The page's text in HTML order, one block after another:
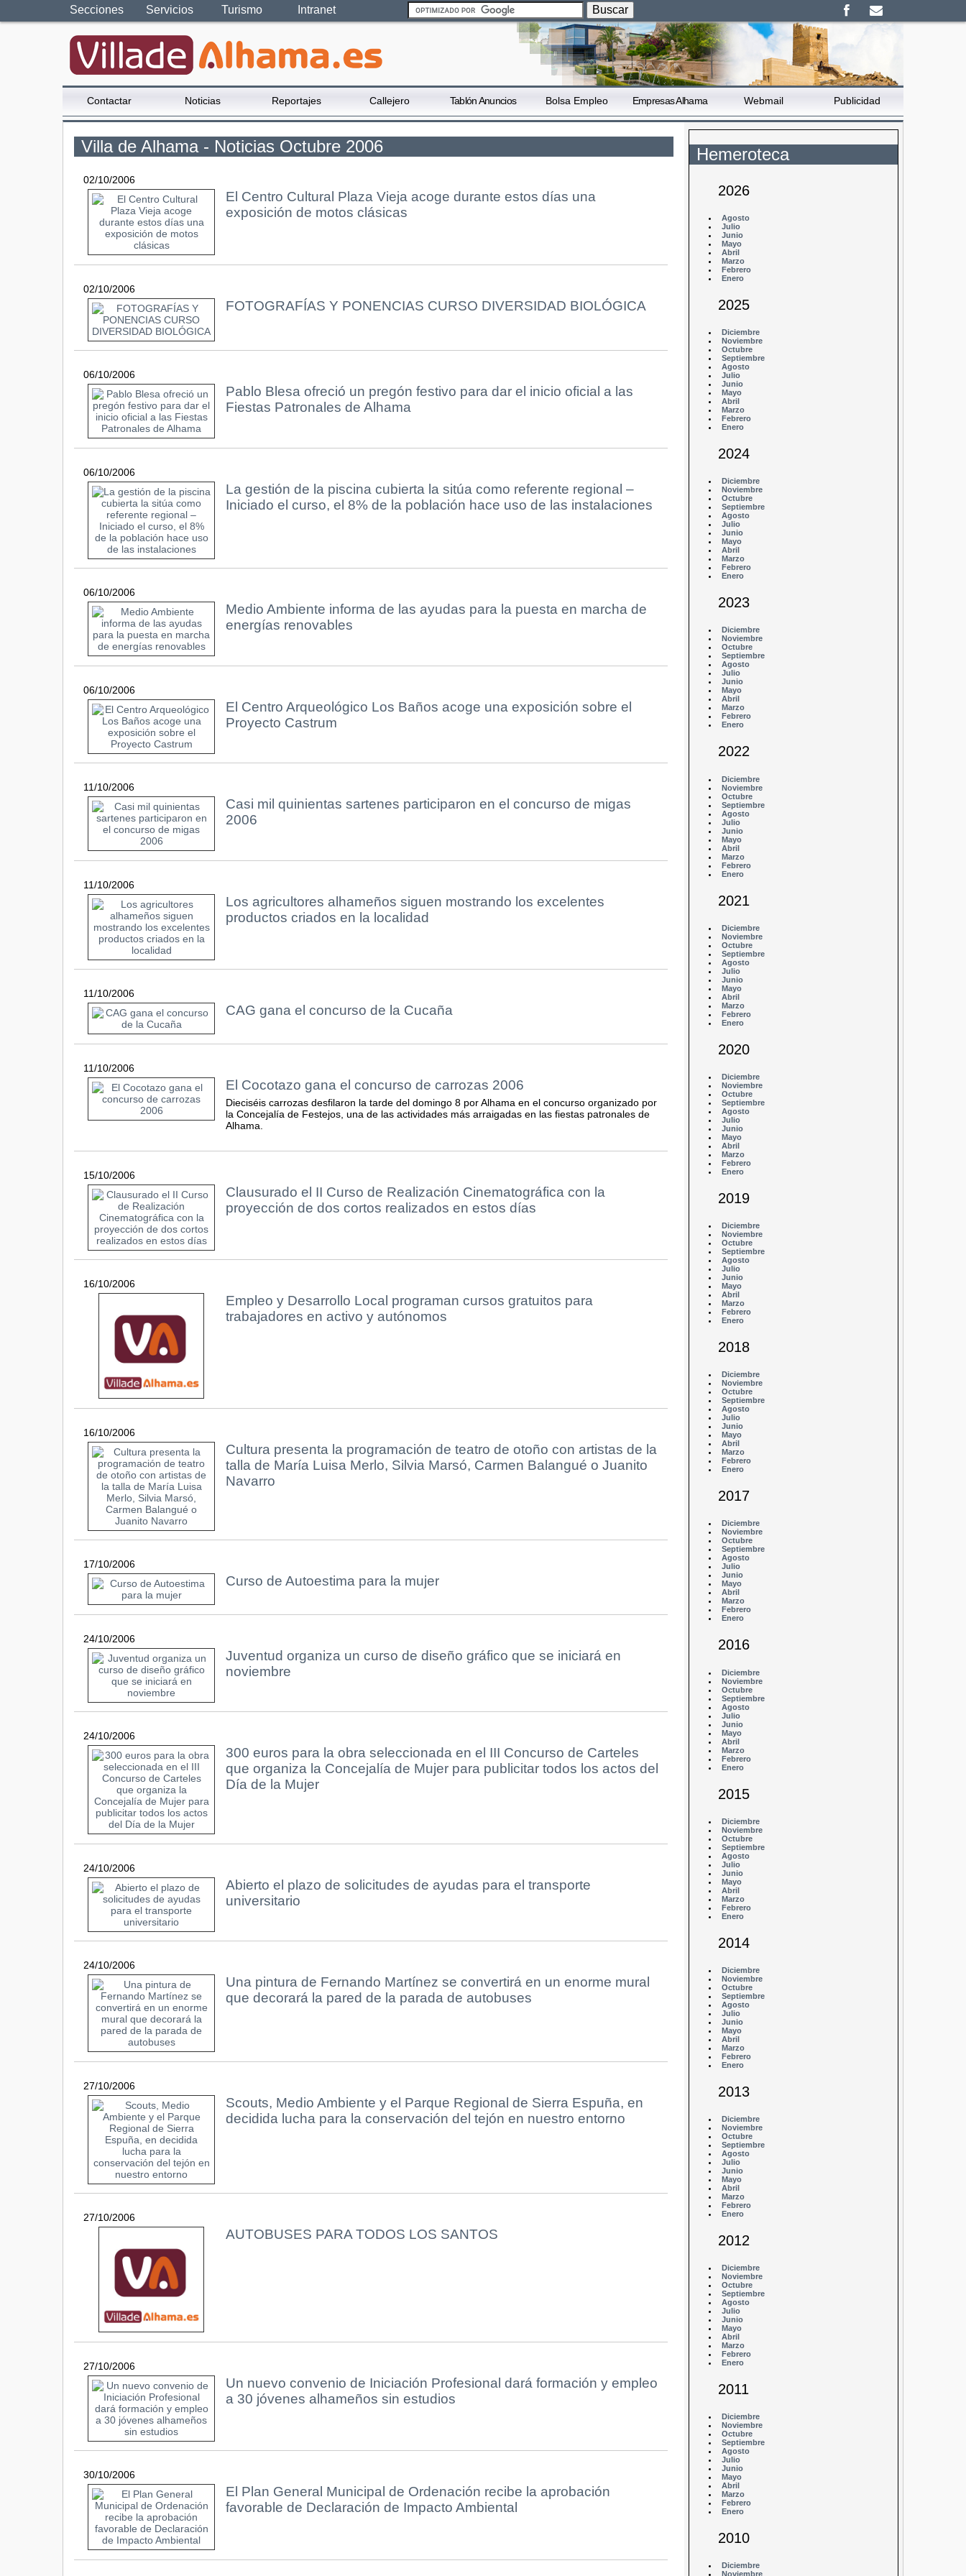
Secciones Servicios Turismo Intranet
Contactar Noticias Reportajes Callejero Tablón Anuncios Bolsa Empleo Empresas Alhama Webmail Publicidad
Villa de Alhama - Noticias Octubre 2006
02/10/2006
El Centro Cultural Plaza Vieja acoge durante estos días una
exposición de motos clásicas
02/10/2006
FOTOGRAFÍAS Y PONENCIAS CURSO DIVERSIDAD BIOLÓGICA
06/10/2006
Pablo Blesa ofreció un pregón festivo para dar el inicio oficial a las
Fiestas Patronales de Alhama
06/10/2006
La gestión de la piscina cubierta la sitúa como referente regional –
Iniciado el curso, el 8% de la población hace uso de las instalaciones
06/10/2006
Medio Ambiente informa de las ayudas para la puesta en marcha de
energías renovables
06/10/2006
El Centro Arqueológico Los Baños acoge una exposición sobre el
Proyecto Castrum
11/10/2006
Casi mil quinientas sartenes participaron en el concurso de migas
2006
11/10/2006
Los agricultores alhameños siguen mostrando los excelentes
productos criados en la localidad
11/10/2006
CAG gana el concurso de la Cucaña
11/10/2006
El Cocotazo gana el concurso de carrozas 2006
Dieciséis carrozas desfilaron la tarde del domingo 8 por Alhama en el concurso organizado por
la Concejalía de Festejos, una de las actividades más arraigadas en las fiestas patronales de
Alhama.
15/10/2006
Clausurado el II Curso de Realización Cinematográfica con la
proyección de dos cortos realizados en estos días
16/10/2006
Empleo y Desarrollo Local programan cursos gratuitos para
trabajadores en activo y autónomos
16/10/2006
Cultura presenta la programación de teatro de otoño con artistas de la
talla de María Luisa Merlo, Silvia Marsó, Carmen Balangué o Juanito
Navarro
17/10/2006
Curso de Autoestima para la mujer
24/10/2006
Juventud organiza un curso de diseño gráfico que se iniciará en
noviembre
24/10/2006
300 euros para la obra seleccionada en el III Concurso de Carteles
que organiza la Concejalía de Mujer para publicitar todos los actos del
Día de la Mujer
24/10/2006
Abierto el plazo de solicitudes de ayudas para el transporte
universitario
24/10/2006
Una pintura de Fernando Martínez se convertirá en un enorme mural
que decorará la pared de la parada de autobuses
27/10/2006
Scouts, Medio Ambiente y el Parque Regional de Sierra Espuña, en
decidida lucha para la conservación del tejón en nuestro entorno
27/10/2006
AUTOBUSES PARA TODOS LOS SANTOS
27/10/2006
Un nuevo convenio de Iniciación Profesional dará formación y empleo
a 30 jóvenes alhameños sin estudios
30/10/2006
El Plan General Municipal de Ordenación recibe la aprobación
favorable de Declaración de Impacto Ambiental
Hemeroteca
2026
Agosto
Julio
Junio
Mayo
Abril
Marzo
Febrero
Enero
2025
Diciembre
Noviembre
Octubre
Septiembre
Agosto
Julio
Junio
Mayo
Abril
Marzo
Febrero
Enero
2024
Diciembre
Noviembre
Octubre
Septiembre
Agosto
Julio
Junio
Mayo
Abril
Marzo
Febrero
Enero
2023
Diciembre
Noviembre
Octubre
Septiembre
Agosto
Julio
Junio
Mayo
Abril
Marzo
Febrero
Enero
2022
Diciembre
Noviembre
Octubre
Septiembre
Agosto
Julio
Junio
Mayo
Abril
Marzo
Febrero
Enero
2021
Diciembre
Noviembre
Octubre
Septiembre
Agosto
Julio
Junio
Mayo
Abril
Marzo
Febrero
Enero
2020
Diciembre
Noviembre
Octubre
Septiembre
Agosto
Julio
Junio
Mayo
Abril
Marzo
Febrero
Enero
2019
Diciembre
Noviembre
Octubre
Septiembre
Agosto
Julio
Junio
Mayo
Abril
Marzo
Febrero
Enero
2018
Diciembre
Noviembre
Octubre
Septiembre
Agosto
Julio
Junio
Mayo
Abril
Marzo
Febrero
Enero
2017
Diciembre
Noviembre
Octubre
Septiembre
Agosto
Julio
Junio
Mayo
Abril
Marzo
Febrero
Enero
2016
Diciembre
Noviembre
Octubre
Septiembre
Agosto
Julio
Junio
Mayo
Abril
Marzo
Febrero
Enero
2015
Diciembre
Noviembre
Octubre
Septiembre
Agosto
Julio
Junio
Mayo
Abril
Marzo
Febrero
Enero
2014
Diciembre
Noviembre
Octubre
Septiembre
Agosto
Julio
Junio
Mayo
Abril
Marzo
Febrero
Enero
2013
Diciembre
Noviembre
Octubre
Septiembre
Agosto
Julio
Junio
Mayo
Abril
Marzo
Febrero
Enero
2012
Diciembre
Noviembre
Octubre
Septiembre
Agosto
Julio
Junio
Mayo
Abril
Marzo
Febrero
Enero
2011
Diciembre
Noviembre
Octubre
Septiembre
Agosto
Julio
Junio
Mayo
Abril
Marzo
Febrero
Enero
2010
Diciembre
Noviembre